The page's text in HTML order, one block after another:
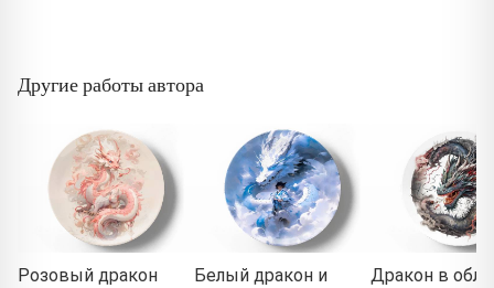
Другие работы автора
Розовый дракон
Белый дракон и
Дракон в